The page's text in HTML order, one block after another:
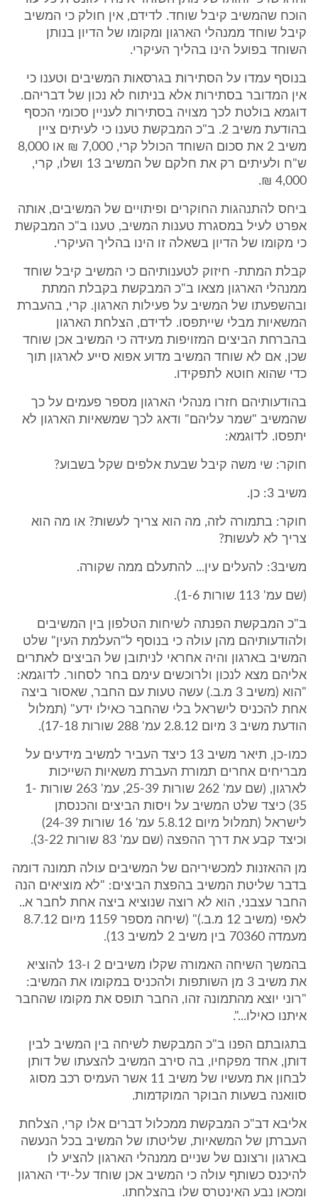
הוכח שהמשיב קיבל שוחד. לדידם, אין חולק כי המשיב
קיבל שוחד ממנהלי הארגון ומקומו של הדיון בנותן
השוחד בפועל הינו בהליך העיקרי.
בנוסף עמדו על הסתירות בגרסאות המשיבים וטענו כי
אין המדובר בסתירות אלא בניתוח לא נכון של דבריהם.
דוגמא בולטת לכך מצויה בסתירות לעניין סכומי הכסף
בהודעת משיב 2. ב"כ המבקשת טענו כי לעיתים ציין
משיב 2 את סכום השוחד הכולל קרי, 7,000 ₪ או 8,000
ש"ח ולעיתים רק את חלקם של המשיב 13 ושלו, קרי,
4,000 ₪.
ביחס להתנהגות החוקרים ופיתויים של המשיבים, אותה
אפרט לעיל במסגרת טענות המשיב, טענו ב"כ המבקשת
כי מקומו של הדיון בשאלה זו הינו בהליך העיקרי.
קבלת המתת- חיזוק לטענותיהם כי המשיב קיבל שוחד
ממנהלי הארגון מצאו ב"כ המבקשת בקבלת המתת
ובהשפעתו של המשיב על פעילות הארגון. קרי, בהעברת
המשאיות מבלי שייתפסו. לדידם, הצלחת הארגון
בהברחת הביצים המזויפות מעידה כי המשיב אכן שוחד
שכן, אם לא שוחד המשיב מדוע אפוא סייע לארגון תוך
כדי שהוא חוטא לתפקידו.
בהודעותיהם חזרו מנהלי הארגון מספר פעמים על כך
שהמשיב "שמר עליהם" ודאג לכך שמשאיות הארגון לא
יתפסו. לדוגמא:
חוקר: שי משה קיבל שבעת אלפים שקל בשבוע?
משיב 3: כן.
חוקר: בתמורה לזה, מה הוא צריך לעשות? או מה הוא
צריך לא לעשות?
משיב3: להעלים עין... להתעלם ממה שקורה.
(שם עמ' 113 שורות 1-6).
ב"כ המבקשת הפנתה לשיחות הטלפון בין המשיבים
ולהודעותיהם מהן עולה כי בנוסף ל"העלמת העין" שלט
המשיב בארגון והיה אחראי לניתובן של הביצים לאתרים
אליהם מצא לנכון ולרוכשים עימם בחר לסחור. לדוגמא:
"הוא (משיב 3 מ.ב.) עשה טעות עם החבר, שאסור ביצה
אחת להכניס לישראל בלי שהחבר כאילו ידע" (תמלול
הודעת משיב 3 מיום 2.8.12 עמ' 288 שורות 17-18).
כמו-כן, תיאר משיב 13 כיצד העביר למשיב מידעים על
מבריחים אחרים תמורת העברת משאיות השייכות
לארגון, (שם עמ' 262 שורות 25-39, עמ' 263 שורות 1-
35) כיצד שלט המשיב על ויסות הביצים והכנסתן
לישראל (תמלול מיום 5.8.12 עמ' 16 שורות 24-39)
וכיצד קבע את דרך ההפצה (שם עמ' 83 שורות 3-22).
מן ההאזנות למכשיריהם של המשיבים עולה תמונה דומה
בדבר שליטת המשיב בהפצת הביצים: "לא מוציאים הנה
החבר עצבני, הוא לא רוצה שנוציא ביצה אחת לחבר א..
לאפי (משיב 12 מ.ב.)" (שיחה מספר 1159 מיום 8.7.12
מעמדה 70360 בין משיב 2 למשיב 13).
בהמשך השיחה האמורה שקלו משיבים 2 ו-13 להוציא
את משיב 3 מן השותפות ולהכניס במקומו את המשיב:
"רוני יוצא מהתמונה זהו, החבר תופס את מקומו שהחבר
איתנו כאילו...".
בתגובתם הפנו ב"כ המבקשת לשיחה בין המשיב לבין
דותן, אחד מפקחיו, בה סירב המשיב להצעתו של דותן
לבחון את מעשיו של משיב 11 אשר העמיס רכב מסוג
סוואנה בשעות הבוקר המוקדמות.
אליבא דב"כ המבקשת ממכלול דברים אלו קרי, הצלחת
העברתן של המשאיות, שליטתו של המשיב בכל הנעשה
בארגון ורצונם של שניים ממנהלי הארגון להציע לו
להיכנס כשותף עולה כי המשיב אכן שוחד על-ידי הארגון
ומכאן נבע האינטרס שלו בהצלחתו.